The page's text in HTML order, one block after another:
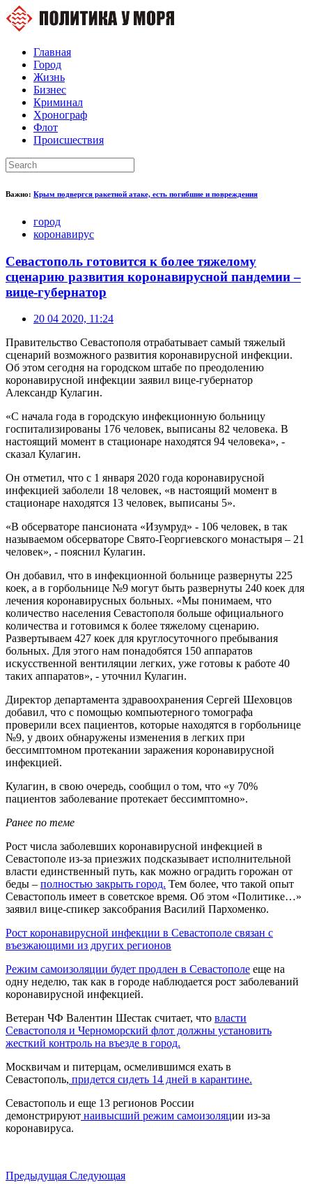
Главная
Город
Жизнь
Бизнес
Криминал
Хронограф
Флот
Происшествия
Важно: Крым подвергся ракетной атаке, есть погибшие и повреждения
город
коронавирус
Севастополь готовится к более тяжелому
сценарию развития коронавирусной пандемии –
вице-губернатор
20 04 2020, 11:24
Правительство Севастополя отрабатывает самый тяжелый
сценарий возможного развития коронавирусной инфекции.
Об этом сегодня на городском штабе по преодолению
коронавирусной инфекции заявил вице-губернатор
Александр Кулагин.
«С начала года в городскую инфекционную больницу
госпитализированы 176 человек, выписаны 82 человека. В
настоящий момент в стационаре находятся 94 человека», -
сказал Кулагин.
Он отметил, что с 1 января 2020 года коронавирусной
инфекцией заболели 18 человек, «в настоящий момент в
стационаре находятся 13 человек, выписаны 5».
«В обсерваторе пансионата «Изумруд» - 106 человек, в так
называемом обсерваторе Свято-Георгиевского монастыря – 21
человек», - пояснил Кулагин.
Он добавил, что в инфекционной больнице развернуты 225
коек, а в горбольнице №9 могут быть развернуты 240 коек для
лечения коронавирусных больных. «Мы понимаем, что
количество населения Севастополя больше официального
количества и готовимся к более тяжелому сценарию.
Развертываем 427 коек для круглосуточного пребывания
больных. Для этого нам понадобятся 150 аппаратов
искусственной вентиляции легких, уже готовы к работе 40
таких аппаратов», - уточнил Кулагин.
Директор департамента здравоохранения Сергей Шеховцов
добавил, что с помощью компьютерного томографа
проверили всех пациентов, которые находятся в горбольнице
№9, у двоих обнаружены изменения в легких при
бессимптомном протекании заражения коронавирусной
инфекцией.
Кулагин, в свою очередь, сообщил о том, что «у 70%
пациентов заболевание протекает бессимптомно».
Ранее по теме
Рост числа заболевших коронавирусной инфекцией в
Севастополе из-за приезжих подсказывает исполнительной
власти единственный путь, как можно оградить горожан от
беды – полностью закрыть город. Тем более, что такой опыт
Севастополь имеет в советское время. Об этом «Политике…»
заявил вице-спикер заксобрания Василий Пархоменко.
Рост коронавирусной инфекции в Севастополе связан с
въезжающими из других регионов
Режим самоизоляции будет продлен в Севастополе еще на
одну неделю, так как в городе наблюдается рост заболеваний
коронавирусной инфекцией.
Ветеран ЧФ Валентин Шестак считает, что власти
Севастополя и Черноморский флот должны установить
жесткий контроль на въезде в город.
Москвичам и питерцам, осмелившимся ехать в
Севастополь, придется сидеть 14 дней в карантине.
Севастополь и еще 13 регионов России
демонстрируют наивысший режим самоизоляции из-за
коронавируса.
Предыдущая Следующая